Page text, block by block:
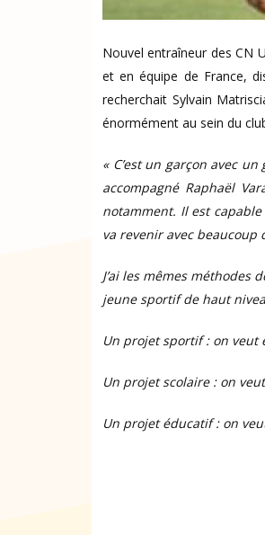
Nouvel entraîneur des CN
et en équipe de France,
recherchait Sylvain
énormément au sein du
« C’est un garçon avec
accompagné Raphaël
notamment. Il est
va revenir avec
J’ai les mêmes méthodes
jeune sportif de haut
Un projet sportif : on veut
Un projet scolaire : on
Un projet éducatif : on